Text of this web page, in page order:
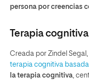
persona por creencias
Terapia
Creada por Zindel
terapia cognitiva
la terapia cognitiva,